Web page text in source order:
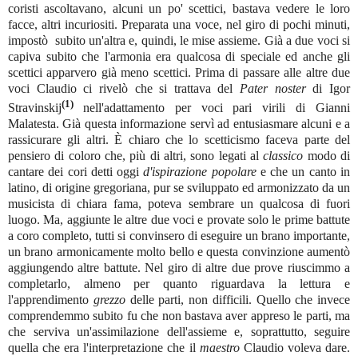
coristi ascoltavano, alcuni un po' scettici, bastava vedere le loro
facce, altri incuriositi. Preparata una voce, nel giro di pochi minuti,
impostò subito un'altra e, quindi, le mise assieme. Già a due voci si
capiva subito che l'armonia era qualcosa di speciale ed anche gli
scettici apparvero già meno scettici. Prima di passare alle altre due
voci Claudio ci rivelò che si trattava del Pater nosterdi Igor
Stravinskij(1) nell'adattamento per voci pari virili di Gianni
Malatesta. Già questa informazione servì ad entusiasmare alcuni e a
rassicurare gli altri. È chiaro che lo scetticismo faceva parte del
pensiero di coloro che, più di altri, sono legati alclassico modo di
cantare dei cori detti oggid'ispirazione popolaree che un canto in
latino, di origine gregoriana, pur se sviluppato ed armonizzato da un
musicista di chiara fama, poteva sembrare un qualcosa di fuori
luogo. Ma, aggiunte le altre due voci e provate solo le prime battute
a coro completo, tutti si convinsero di eseguire un brano importante,
un brano armonicamente molto bello e questa convinzione aumentò
aggiungendo altre battute. Nel giro di altre due prove riuscimmo a
completarlo, almeno per quanto riguardava la lettura e
l'apprendimento grezzodelle parti, non difficili. Quello che invece
comprendemmo subito fu che non bastava aver appreso le parti, ma
che serviva un'assimilazione dell'assieme e, soprattutto, seguire
quella che era l'interpretazione che il maestroClaudio voleva dare.